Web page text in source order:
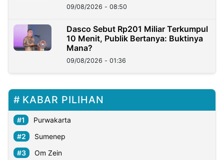
09/08/2026 - 08:50
Dasco Sebut Rp201 Miliar Terkumpul
10 Menit, Publik Bertanya: Buktinya
Mana?
09/08/2026 - 01:36
KABAR PILIHAN
Purwakarta
Sumenep
Om Zein